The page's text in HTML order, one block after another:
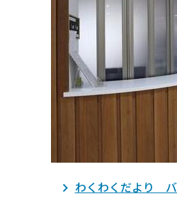
わくわくだより